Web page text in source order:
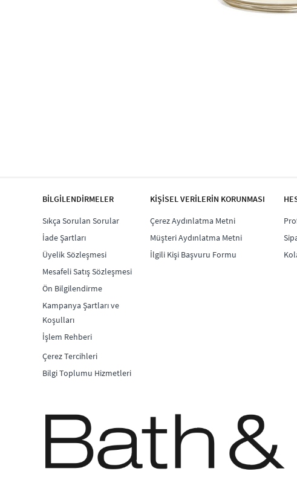
BİLGİLENDİRMELER
Sıkça Sorulan Sorular
İade Şartları
Üyelik Sözleşmesi
Mesafeli Satış Sözleşmesi
Ön Bilgilendirme
Kampanya Şartları ve
Koşulları
İşlem Rehberi
Çerez Tercihleri
Bilgi Toplumu Hizmetleri
KİŞİSEL VERİLERİN KORUNMASI
Çerez Aydınlatma Metni
Müşteri Aydınlatma Metni
İlgili Kişi Başvuru Formu